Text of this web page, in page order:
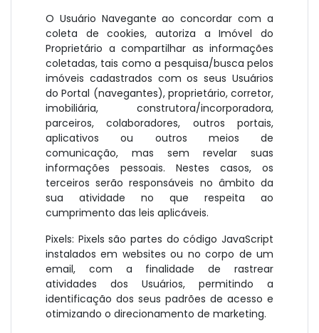
O Usuário Navegante ao concordar com a
coleta de cookies, autoriza a Imóvel do
Proprietário a compartilhar as informações
coletadas, tais como a pesquisa/busca pelos
imóveis cadastrados com os seus Usuários
do Portal (navegantes), proprietário, corretor,
imobiliária, construtora/incorporadora,
parceiros, colaboradores, outros portais,
aplicativos ou outros meios de
comunicação, mas sem revelar suas
informações pessoais. Nestes casos, os
terceiros serão responsáveis no âmbito da
sua atividade no que respeita ao
cumprimento das leis aplicáveis.
Pixels: Pixels são partes do código JavaScript
instalados em websites ou no corpo de um
email, com a finalidade de rastrear
atividades dos Usuários, permitindo a
identificação dos seus padrões de acesso e
otimizando o direcionamento de marketing.